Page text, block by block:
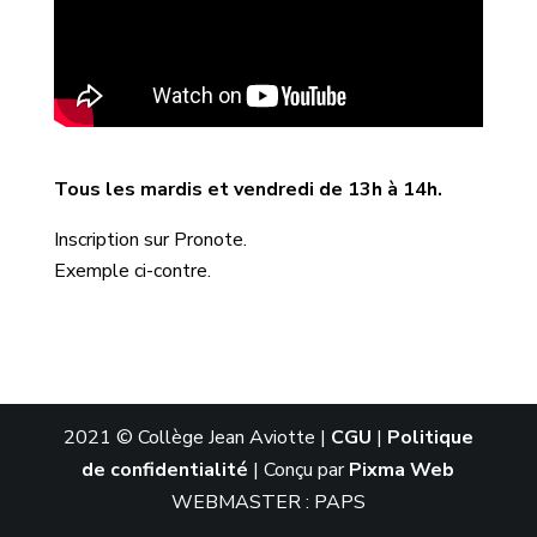
Tous les mardis et vendredi de 13h à 14h.
Inscription sur Pronote.
Exemple ci-contre.
2021 © Collège Jean Aviotte | CGU | Politique
de confidentialité | Conçu parPixma Web
WEBMASTER : PAPS